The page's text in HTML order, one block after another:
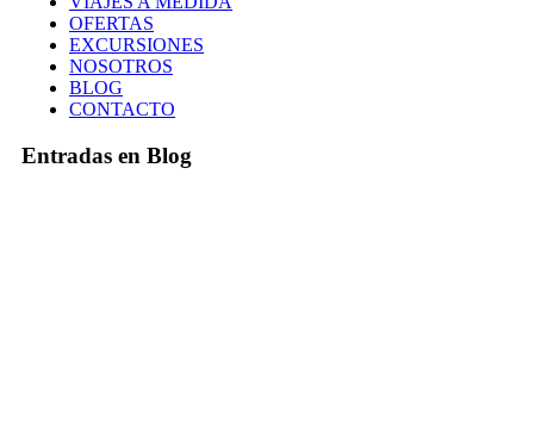
OFERTAS
EXCURSIONES
NOSOTROS
BLOG
CONTACTO
Entradas en Blog